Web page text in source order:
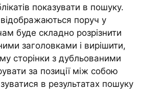
показувати в пошуку.
відображаються поруч у
буде складно розрізнити
заголовками і вирішити,
сторінки з дубльованими
за позиції між собою
в результатах пошуку